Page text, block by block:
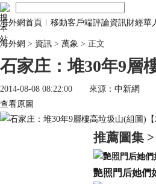
海外網首頁 移動客戶端評論資訊財經華
海外網 > 資訊 > 萬象 > 正文
石家庄：堆30年9層
2014-08-08 08:22:00 來源： 中新網
查看原圖
推薦圖集 >
艷照門后她們